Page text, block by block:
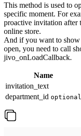
This method is used to
specific moment. For
proactive invitation after
online store.
And if you want to
open, you need to call
jivo_onLoadCallback.
Name
invitation_text
department_id optional